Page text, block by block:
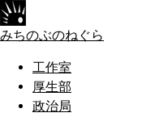
みちのぶのねぐら
工作室
厚生部
政治局